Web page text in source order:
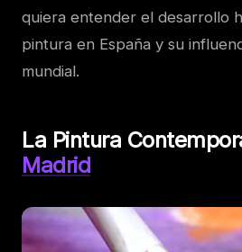
quiera entender el desarrollo
pintura en España y su
mundial.
La Pintura
Madrid